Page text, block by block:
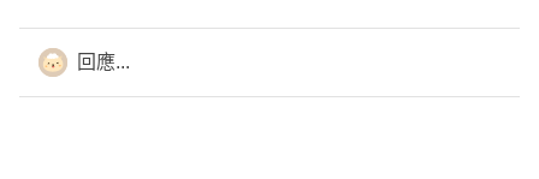
回應...